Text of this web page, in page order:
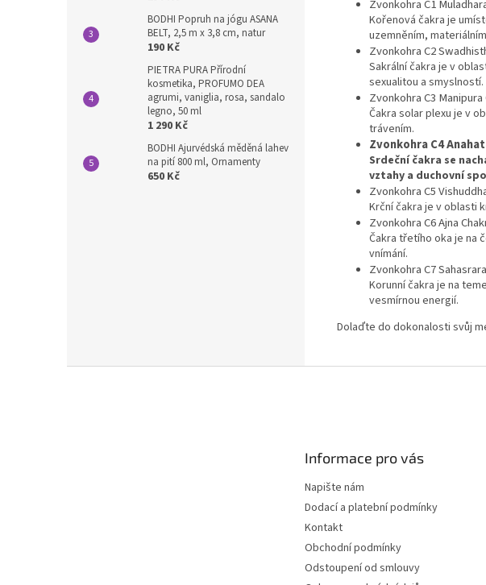
BODHI Popruh na jógu ASANA
BELT, 2,5 m x 3,8 cm, natur
190 Kč
PIETRA PURA Přírodní
kosmetika, PROFUMO DEA
agrumi, vaniglia, rosa, sandalo
legno, 50 ml
1 290 Kč
BODHI Ajurvédská měděná lahev
na pití 800 ml, Ornamenty
650 Kč
Zvonkohra C1
Kořenová čakra je u
uzemněním,
Zvonkohra C2
Sakrální čakra je v
sexualitou a smyslností.
Zvonkohra C3 Manipura
Čakra solar plexu je v
trávením.
Zvonkohra C4
Srdeční čakra se
vztahy a duchovní
Zvonkohra C5
Krční čakra je v oblasti
Zvonkohra C6 Ajna
Čakra třetího oka je na
vnímání.
Zvonkohra C7
Korunní čakra je na
vesmírnou energií.
Dolaďte do dokonalosti svůj
Informace pro vás
Napište nám
Dodací a platební podmínky
Kontakt
Obchodní podmínky
Odstoupení od smlouvy